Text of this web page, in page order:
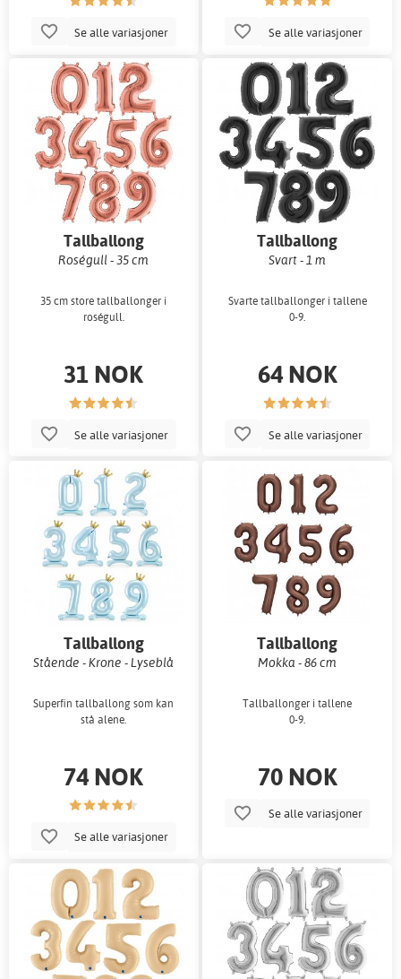
Se alle variasjoner Se alle variasjoner
Tallballong
Roségull - 35 cm
35 cm store tallballonger i
roségull.
31 NOK
Se alle variasjoner
Tallballong
Svart - 1 m
Svarte tallballonger i tallene
0-9.
64 NOK
Se alle variasjoner
Tallballong
Stående - Krone - Lyseblå
Superfin tallballong som kan
stå alene.
74 NOK
Se alle variasjoner
Tallballong
Mokka - 86 cm
Tallballonger i tallene
0-9.
70 NOK
Se alle variasjoner